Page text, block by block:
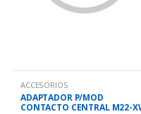
ACCESORIOS
ADAPTADOR P/MOD
CONTACTO CENTRAL M22-